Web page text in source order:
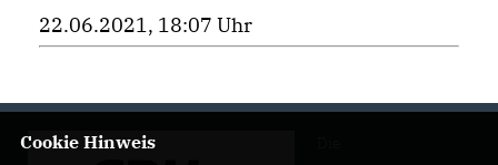
22.06.2021, 18:07 Uhr
Cookie Hinweis